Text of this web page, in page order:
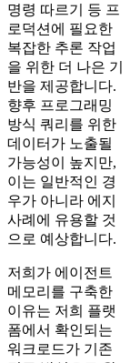
명령 따르기 등 프
로덕션에 필요한
복잡한 추론 작업
을 위한 더 나은 기
반을 제공합니다.
향후 프로그래밍
방식 쿼리를 위한
데이터가 노출될
가능성이 높지만,
이는 일반적인 경
우가 아니라 에지
사례에 유용할 것
으로 예상합니다.
저희가 에이전트
메모리를 구축한
이유는 저희 플랫
폼에서 확인되는
워크로드가 기존